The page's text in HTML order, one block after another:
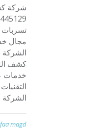
شركة
تسربات
مجال
كشف
خدمات
الشركة
magd